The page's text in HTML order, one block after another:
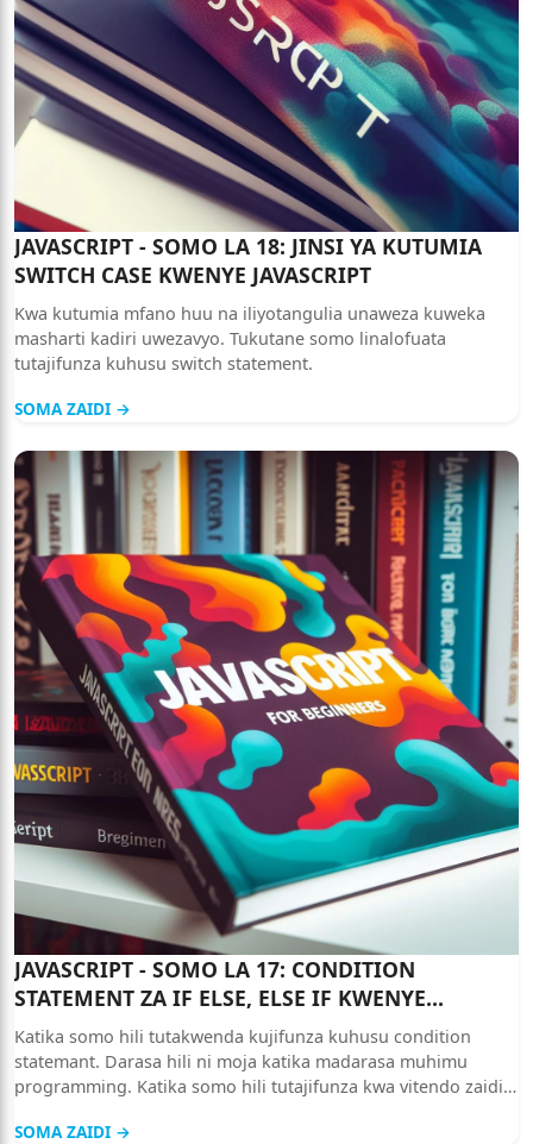
JAVASCRIPT - SOMO LA 18: JINSI YA KUTUMIA
SWITCH CASE KWENYE JAVASCRIPT
Kwa kutumia mfano huu na iliyotangulia unaweza kuweka
masharti kadiri uwezavyo. Tukutane somo linalofuata
tutajifunza kuhusu switch statement.
SOMA ZAIDI →
JAVASCRIPT - SOMO LA 17: CONDITION
STATEMENT ZA IF ELSE, ELSE IF KWENYE
JAVASCRIPT
Katika somo hili tutakwenda kujifunza kuhusu condition
statemant. Darasa hili ni moja katika madarasa muhimu
programming. Katika somo hili tutajifunza kwa vitendo zaidi.
SOMA ZAIDI →